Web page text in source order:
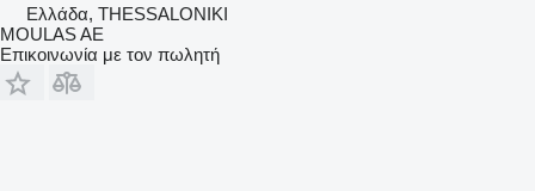
Ελλάδα, THESSALONIKI
MOULAS AE
Επικοινωνία με τον πωλητή